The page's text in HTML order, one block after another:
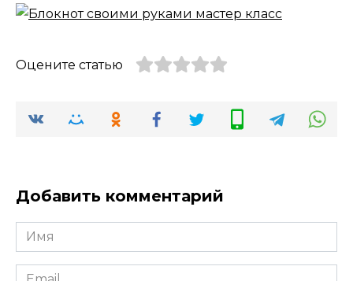
Оцените статью
Добавить комментарий
Имя
*
Email